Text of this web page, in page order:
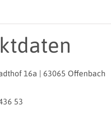
16a | 63065 Offenbach
53